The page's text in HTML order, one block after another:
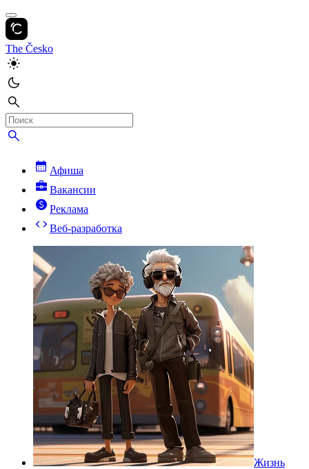
The Česko
Афиша
Вакансии
Реклама
Веб-разработка
Жизнь